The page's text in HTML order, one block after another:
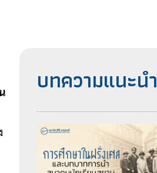
บทความแนะนำ